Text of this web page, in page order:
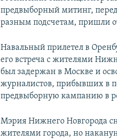
предвыборный митинг,
разным подсчетам, пришли
Навальный прилетел в
его встреча с жителями
был задержан в Москве и
журналистов, прибывших в
предвыборную кампанию в
Мэрия Нижнего Новгорода
жителями города, но